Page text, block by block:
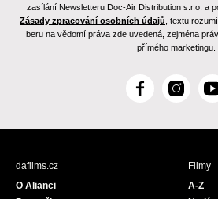
zasílání Newsletteru Doc-Air Distribution s.r.o. a
Zásady zpracování osobních údajů , textu
beru na vědomí práva zde uvedená, zejména
přímého marketingu.
F
c
I
s
Y
u
dafilms.cz
O Alianci
Filmy
A-Z